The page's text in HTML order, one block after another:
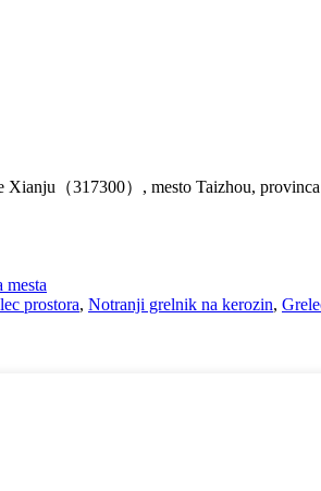
（317300）, mesto Taizhou,
mesta
prostora, Notranji grelnik na kerozin,